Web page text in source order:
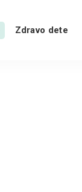
Zdravo dete